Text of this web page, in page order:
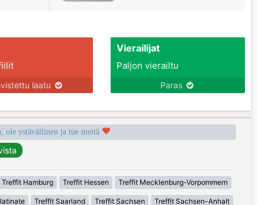
laatu
Vierailijat
Paljon vierailtu
Paras
ole ystävällinen ja tue meitä
Treffit Hamburg Treffit Hessen Treffit Mecklenburg-Vorpommern
Treffit Saarland Treffit Sachsen Treffit Sachsen-Anhalt